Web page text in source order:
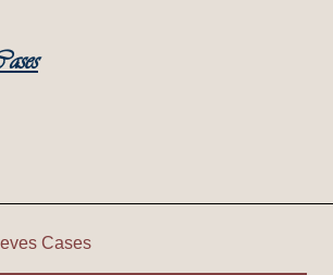
| Pallera de Cal
Cases